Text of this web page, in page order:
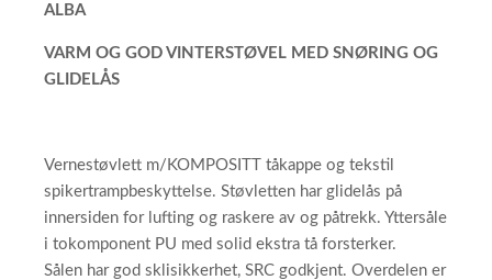
ALBA
VARM OG GOD VINTERSTØVEL MED SNØRING OG
GLIDELÅS
Vernestøvlett m/KOMPOSITT tåkappe og tekstil
spikertrampbeskyttelse. Støvletten har glidelås på
innersiden for lufting og raskere av og påtrekk. Yttersåle
i tokomponent PU med solid ekstra tå forsterker.
Sålen har god sklisikkerhet, SRC godkjent. Overdelen er